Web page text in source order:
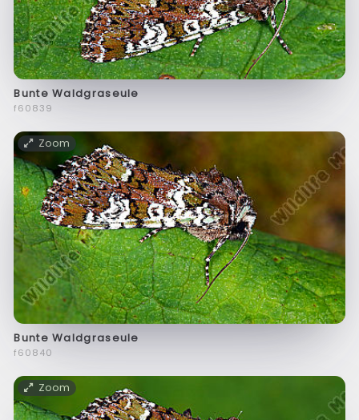
Bunte Waldgraseule
f60839
Zoom
Bunte Waldgraseule
f60840
Zoom